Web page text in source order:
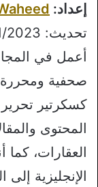
إعداد:
تحديث: 16/11/2023
صحفية
كسكرتير
المحتوى
العقارات، كما
الإنجليزية